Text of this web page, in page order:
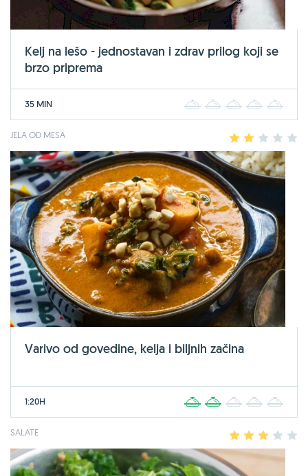
Kelj na lešo - jednostavan i zdrav prilog koji se
brzo priprema
35 MIN 2 3 4
JELA OD MESA 2 3 4
Varivo od govedine, kelja i biljnih začina
1:20H 2 3 4
SALATE 2 3 4